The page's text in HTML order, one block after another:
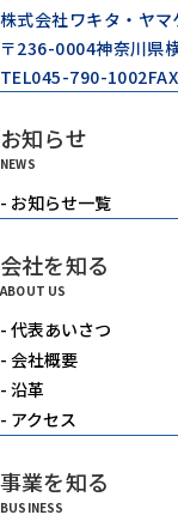
株式会社ワキタ・ヤマ
〒236-0004神奈川県
TEL045-790-1002FAX
お知らせ
NEWS
- お知らせ一覧
会社を知る
ABOUT US
- 代表あいさつ
- 会社概要
- 沿革
- アクセス
事業を知る
BUSINESS